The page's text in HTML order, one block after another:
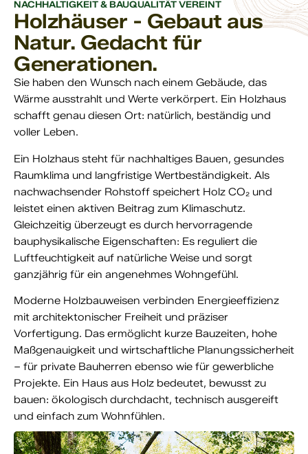
NACHHALTIGKEIT & BAUQUALITÄT VEREINT
Holzhäuser - Gebaut aus
Natur. Gedacht für
Generationen.
Sie haben den Wunsch nach einem Gebäude, das
Wärme ausstrahlt und Werte verkörpert. Ein Holzhaus
schafft genau diesen Ort: natürlich, beständig und
voller Leben.
Ein Holzhaus steht für nachhaltiges Bauen, gesundes
Raumklima und langfristige Wertbeständigkeit. Als
nachwachsender Rohstoff speichert Holz CO₂ und
leistet einen aktiven Beitrag zum Klimaschutz.
Gleichzeitig überzeugt es durch hervorragende
bauphysikalische Eigenschaften: Es reguliert die
Luftfeuchtigkeit auf natürliche Weise und sorgt
ganzjährig für ein angenehmes Wohngefühl.
Moderne Holzbauweisen verbinden Energieeffizienz
mit architektonischer Freiheit und präziser
Vorfertigung. Das ermöglicht kurze Bauzeiten, hohe
Maßgenauigkeit und wirtschaftliche Planungssicherheit
– für private Bauherren ebenso wie für gewerbliche
Projekte. Ein Haus aus Holz bedeutet, bewusst zu
bauen: ökologisch durchdacht, technisch ausgereift
und einfach zum Wohnfühlen.